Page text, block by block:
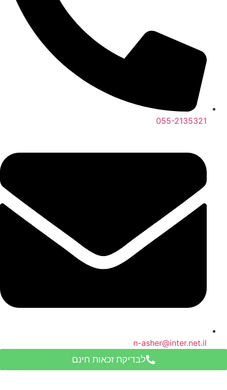
055-2135321
n-asher@inter.net.il
לבדיקת זכאות חינם